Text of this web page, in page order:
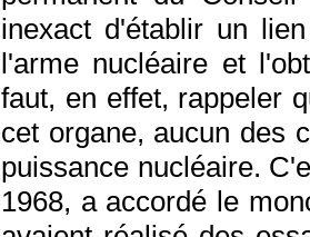
inexact d'établir un
l'arme nucléaire et
faut, en effet, rappeler
cet organe, aucun des
puissance nucléaire.
1968, a accordé le